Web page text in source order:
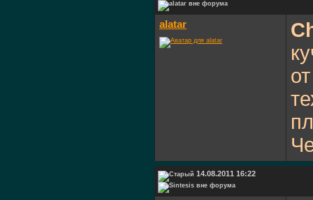
alatar
14.08.2011 16:22